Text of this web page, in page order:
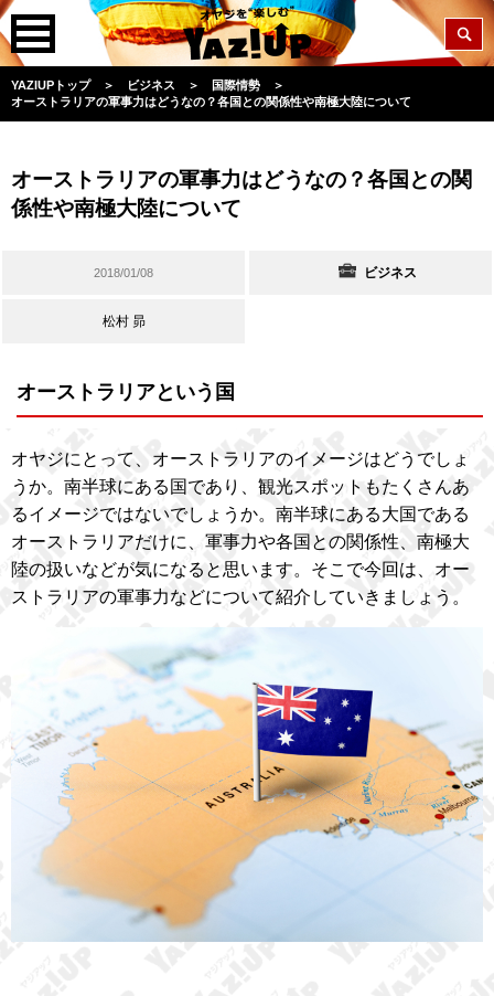
YAZIUPトップ ＞ ビジネス ＞ 国際情勢
＞
オーストラリアの軍事力はどうなの？各国との関係性や南極大陸について
オーストラリアの軍事力はどうなの？各国との関
係性や南極大陸について
2018/01/08 ビジネス
松村 昴
オーストラリアという国
オヤジにとって、オーストラリアのイメージはどうでしょ
うか。南半球にある国であり、観光スポットもたくさんあ
るイメージではないでしょうか。南半球にある大国である
オーストラリアだけに、軍事力や各国との関係性、南極大
陸の扱いなどが気になると思います。そこで今回は、オー
ストラリアの軍事力などについて紹介していきましょう。